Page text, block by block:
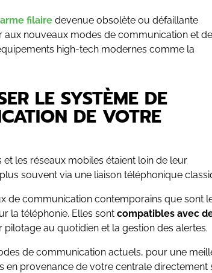
filairedevenue obsolète ou défaillante
aux nouveaux modes de communication et
high-tech modernes comme la
LE SYSTÈME DE
DE VOTRE
et les réseaux mobiles étaient loin de leur
souvent via une liaison téléphonique
de communication contemporains que sont
la téléphonie. Elles sont compatibles avec
au quotidien et la gestion des alertes.
de communication actuels, pour une
en provenance de votre centrale directement